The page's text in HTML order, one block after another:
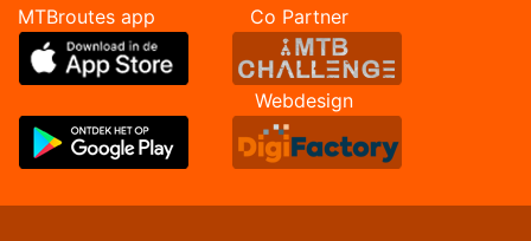
MTBroutes app Co Partner
Webdesign